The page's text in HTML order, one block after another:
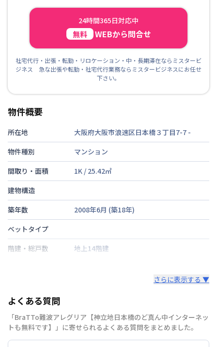
24時間365日対応中
無料 WEBから問合せ
社宅代行・出張・転勤・リロケーション・中・長期滞在ならミスタービ
ジネス 急な出張や転勤・社宅代行業務ならミスタービジネスにお任せ
下さい。
物件概要
所在地 大阪府大阪市浪速区日本橋３丁目7-7 -
物件種別
マンション
間取り・面積
1K / 25.42㎡
建物構造
築年数
2008年6月 (築18年)
ベットタイプ
階建・総戸数
地上14階建
禁煙・喫煙
近鉄難波・奈良線大阪難波駅 徒歩 5 分
さらに表示する ▼
よくある質問
「BraTTo難波アレグリア【神立地日本橋のど真ん中インターネッ
トも無料です】」に寄せられるよくある質問をまとめました。